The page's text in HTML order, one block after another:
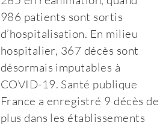
a
fragilisé
les
plus
modestes
986 patients sont sortis
d’hospitalisation. En milieu
hospitalier, 367 décès sont
désormais imputables à
COVID-19. Santé publique
France a enregistré 9 décès de
plus dans les établissements